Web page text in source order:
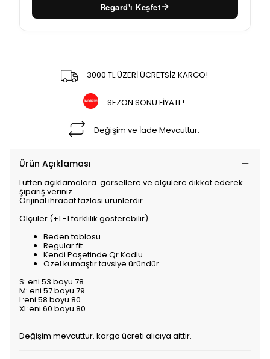
Regard'ı Keşfet
3000 TL ÜZERİ ÜCRETSİZ KARGO!
SEZON SONU FİYATI !
Değişim ve İade Mevcuttur.
Ürün Açıklaması
Lütfen açıklamalara. görsellere ve ölçülere dikkat ederek
şipariş veriniz.
Orijinal ihracat fazlası ürünlerdir.
Ölçüler (+1.-1 farklılık gösterebilir)
Beden tablosu
Regular fit
Kendi Poşetinde Qr Kodlu
Özel kumaştır tavsiye üründür.
S: eni 53 boyu 78
M: eni 57 boyu 79
L:eni 58 boyu 80
XL:eni 60 boyu 80
Değişim mevcuttur. kargo ücreti alıcıya aittir.